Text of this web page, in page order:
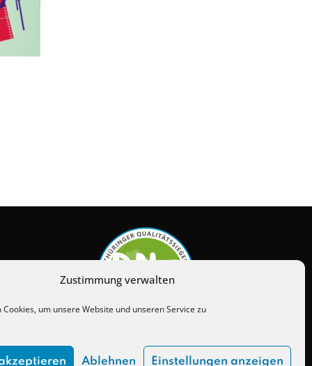
Zustimmung verwalten
um unsere Website und unseren Service zu
Ablehnen Einstellungen anzeigen